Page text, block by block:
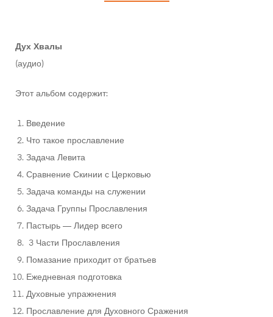
Дух Хвалы
(аудио)
Этот альбом содержит:
Введение
Что такое прославление
Задача Левита
Сравнение Скинии с Церковью
Задача команды на служении
Задача Группы Прославления
Пастырь — Лидер всего
3 Части Прославления
Помазание приходит от братьев
Ежедневная подготовка
Духовные упражнения
Прославление для Духовного Сражения